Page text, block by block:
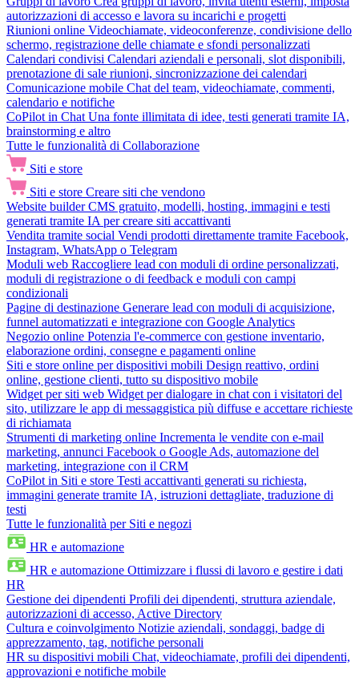
autorizzazioni di accesso e lavora su incarichi e progetti
Riunioni online Videochiamate, videoconferenze, condivisione dello
schermo, registrazione delle chiamate e sfondi personalizzati
Calendari condivisi Calendari aziendali e personali, slot disponibili,
prenotazione di sale riunioni, sincronizzazione dei calendari
Comunicazione mobile Chat del team, videochiamate, commenti,
calendario e notifiche
CoPilot in Chat Una fonte illimitata di idee, testi generati tramite IA,
brainstorming e altro
Tutte le funzionalità di Collaborazione
Siti e store
Siti e store Creare siti che vendono
Website builder CMS gratuito, modelli, hosting, immagini e testi
generati tramite IA per creare siti accattivanti
Vendita tramite social Vendi prodotti direttamente tramite Facebook,
Instagram, WhatsApp o Telegram
Moduli web Raccogliere lead con moduli di ordine personalizzati,
moduli di registrazione o di feedback e moduli con campi
condizionali
Pagine di destinazione Generare lead con moduli di acquisizione,
funnel automatizzati e integrazione con Google Analytics
Negozio online Potenzia l'e-commerce con gestione inventario,
elaborazione ordini, consegne e pagamenti online
Siti e store online per dispositivi mobili Design reattivo, ordini
online, gestione clienti, tutto su dispositivo mobile
Widget per siti web Widget per dialogare in chat con i visitatori del
sito, utilizzare le app di messaggistica più diffuse e accettare richieste
di richiamata
Strumenti di marketing online Incrementa le vendite con e-mail
marketing, annunci Facebook o Google Ads, automazione del
marketing, integrazione con il CRM
CoPilot in Siti e store Testi accattivanti generati su richiesta,
immagini generate tramite IA, istruzioni dettagliate, traduzione di
testi
Tutte le funzionalità per Siti e negozi
HR e automazione
HR e automazione Ottimizzare i flussi di lavoro e gestire i dati
HR
Gestione dei dipendenti Profili dei dipendenti, struttura aziendale,
autorizzazioni di accesso, Active Directory
Cultura e coinvolgimento Notizie aziendali, sondaggi, badge di
apprezzamento, tag, notifiche personali
HR su dispositivi mobili Chat, videochiamate, profili dei dipendenti,
approvazioni e notifiche mobile